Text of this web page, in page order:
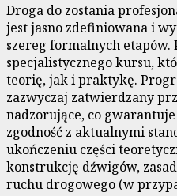
Droga do zostania
jest jasno zdefiniowana i
szereg formalnych etapów.
specjalistycznego kursu,
teorię, jak i praktykę.
zazwyczaj zatwierdzany
nadzorujące, co
zgodność z aktualnymi
ukończeniu części
konstrukcję dźwigów,
ruchu drogowego (w